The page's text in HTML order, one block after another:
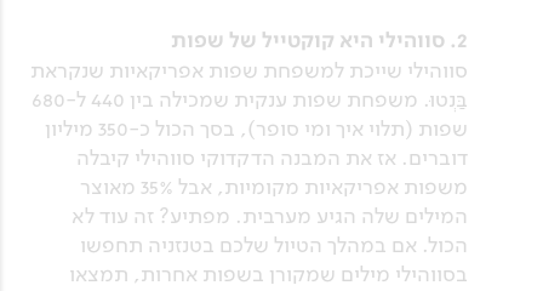
2. סווהילי היא קוקטייל של שפות
סווהילי שייכת למשפחת שפות אפריקאיות שנקראת
בַּנְטוּ. משפחת שפות ענקית שמכילה בין 440 ל-680
שפות (תלוי איך ומי סופר), בסך הכול כ-350 מיליון
דוברים. אז את המבנה הדקדוקי סווהילי קיבלה
משפות אפריקאיות מקומיות, אבל 35% מאוצר
המילים שלה הגיע מערבית. מפתיע? זה עוד לא
הכול. אם במהלך הטיול שלכם בטנזניה תחפשו
בסווהילי מילים שמקורן בשפות אחרות, תמצאו